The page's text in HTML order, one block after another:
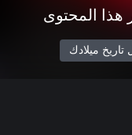
هذا المحتوى
تاريخ ميلادك